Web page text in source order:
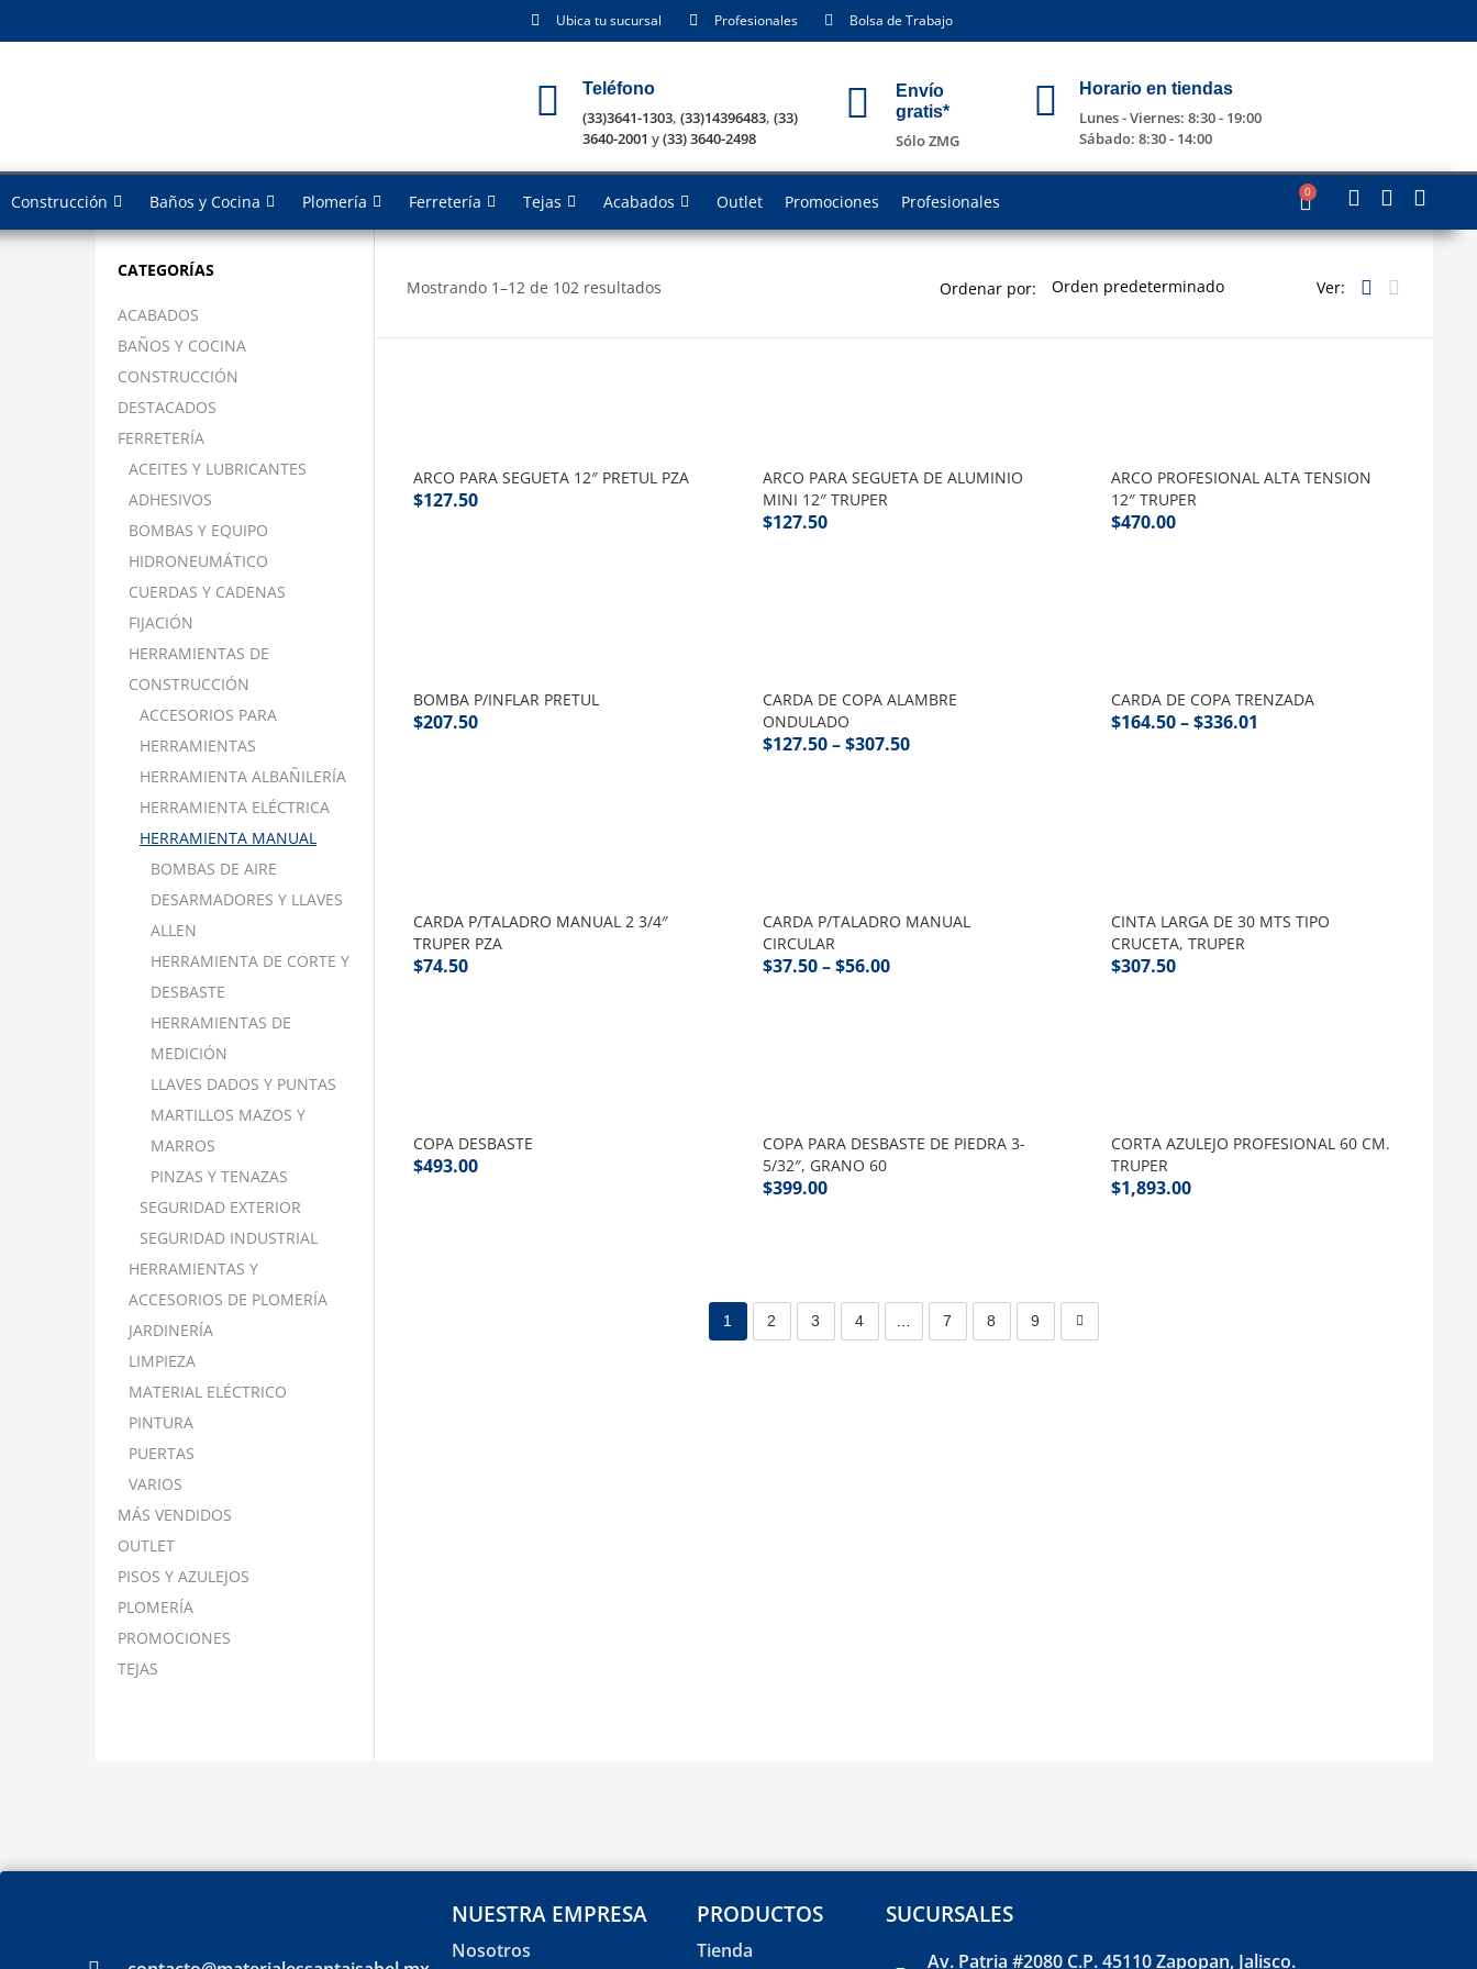
Ubica tu sucursal Profesionales Bolsa de Trabajo
Teléfono
(33)3641-1303, (33)14396483, (33)
3640-2001 y(33) 3640-2498
Envío
gratis*
Sólo ZMG
Horario en tiendas
Lunes - Viernes: 8:30 - 19:00
Sábado: 8:30 - 14:00
Construcción Baños y Cocina Plomería Ferretería Tejas Acabados Outlet Promociones Profesionales 0
CATEGORÍAS
ACABADOS
BAÑOS Y COCINA
CONSTRUCCIÓN
DESTACADOS
FERRETERÍA
ACEITES Y LUBRICANTES
ADHESIVOS
BOMBAS Y EQUIPO
HIDRONEUMÁTICO
CUERDAS Y CADENAS
FIJACIÓN
HERRAMIENTAS DE
CONSTRUCCIÓN
ACCESORIOS PARA
HERRAMIENTAS
HERRAMIENTA ALBAÑILERÍA
HERRAMIENTA ELÉCTRICA
HERRAMIENTA MANUAL
BOMBAS DE AIRE
DESARMADORES Y LLAVES
ALLEN
HERRAMIENTA DE CORTE Y
DESBASTE
HERRAMIENTAS DE
MEDICIÓN
LLAVES DADOS Y PUNTAS
MARTILLOS MAZOS Y
MARROS
PINZAS Y TENAZAS
SEGURIDAD EXTERIOR
SEGURIDAD INDUSTRIAL
HERRAMIENTAS Y
ACCESORIOS DE PLOMERÍA
JARDINERÍA
LIMPIEZA
MATERIAL ELÉCTRICO
PINTURA
PUERTAS
VARIOS
MÁS VENDIDOS
OUTLET
PISOS Y AZULEJOS
PLOMERÍA
PROMOCIONES
TEJAS
Mostrando 1–12 de 102 resultados Ordenar por: Ver:
ARCO PARA SEGUETA 12″ PRETUL PZA
$127.50
ARCO PARA SEGUETA DE ALUMINIO
MINI 12″ TRUPER
$127.50
ARCO PROFESIONAL ALTA TENSION
12″ TRUPER
$470.00
BOMBA P/INFLAR PRETUL
$207.50
CARDA DE COPA ALAMBRE
ONDULADO
$127.50–$307.50
CARDA DE COPA TRENZADA
$164.50–$336.01
CARDA P/TALADRO MANUAL 2 3/4″
TRUPER PZA
$74.50
CARDA P/TALADRO MANUAL
CIRCULAR
$37.50–$56.00
CINTA LARGA DE 30 MTS TIPO
CRUCETA, TRUPER
$307.50
COPA DESBASTE
$493.00
COPA PARA DESBASTE DE PIEDRA 3-
5/32″, GRANO 60
$399.00
CORTA AZULEJO PROFESIONAL 60 CM.
TRUPER
$1,893.00
1 2 3 4 7 8 9
NUESTRA EMPRESA
Nosotros
PRODUCTOS
Tienda
SUCURSALES
Av. Patria #2080 C.P. 45110 Zapopan, Jalisco.